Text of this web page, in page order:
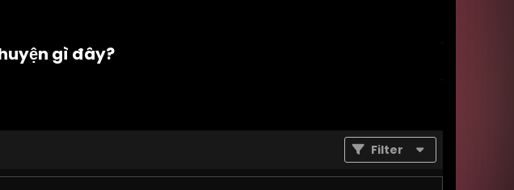
gì đây?
Filter